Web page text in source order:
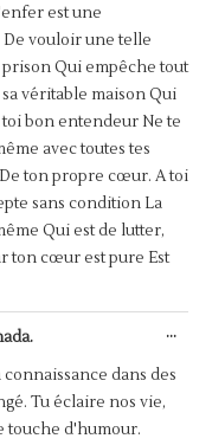
est une
vouloir une telle
Qui empêche tout
véritable maison Qui
bon entendeur Ne te
avec toutes tes
ton propre cœur. A toi
sans condition La
Qui est de lutter,
ton cœur est pure Est
dans des
Tu éclaire nos vie,
touche d'humour.
...